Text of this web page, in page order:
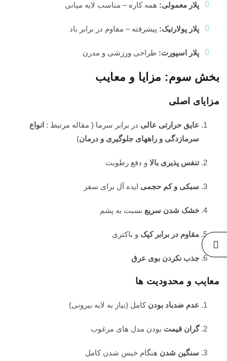
پلار معمولی: همه کاره – مناسب لایه میانی
پلار پولارتیک: پیشرفته – مقاوم در برابر باد
پلار اسپورت: طراحی ورزشی و مدرن
بخش سوم: مزایا و معایب
مزایای اصلی
عایق حرارتی عالی در برابر سرما ( مقاله مرتبط : انواع
سرمازدگی و راههای جلوگیری و درمان)
تنفس پذیری بالا و دفع رطوبت
سبکی و کم حجمی ایده آل برای سفر
خشک شدن سریع نسبت به پشم
مقاوم در برابر کپک و باکتری
جذب نکردن بوی عرق
معایب و محدودیت ها
عدم ضدباد بودن کامل (نیاز به لایه بیرونی)
گران قیمت بودن مدل های مرغوب
سنگین شدن هنگام خیس شدن کامل